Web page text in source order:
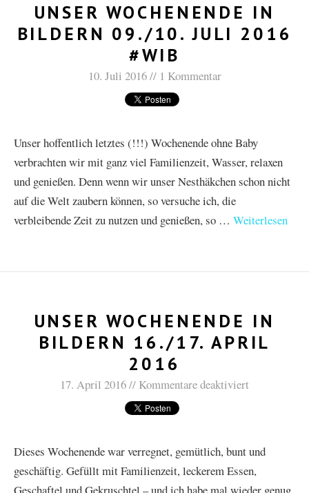
UNSER WOCHENENDE IN
BILDERN 09./10. JULI 2016
#WIB
10. Juli 2016 1 Kommentar
Unser hoffentlich letztes (!!!) Wochenende ohne Baby
verbrachten wir mit ganz viel Familienzeit, Wasser, relaxen
und genießen. Denn wenn wir unser Nesthäkchen schon nicht
auf die Welt zaubern können, so versuche ich, die
verbleibende Zeit zu nutzen und genießen, so … Weiterlesen
UNSER WOCHENENDE IN
BILDERN 16./17. APRIL
2016
17. April 2016 Kommentare deaktiviert
Dieses Wochenende war verregnet, gemütlich, bunt und
geschäftig. Gefüllt mit Familienzeit, leckerem Essen,